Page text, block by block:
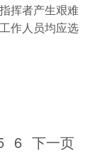
挥者产生艰难
作人员均应选
6 下一页